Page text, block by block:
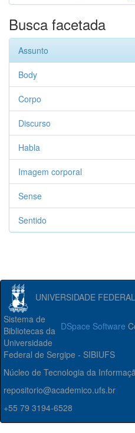
Busca facetada
Assunto
Body
Corpo
Discurso
Habla
Imagem corporal
Sense
Sentido
UNIVERSIDADE
DSpace Software
Sistema de
Bibliotecas da
Universidade
Federal de Sergipe - SIBIUFS
Núcleo de Tecnologia da
repositorio@academico.ufs.br
+55 79 3194-6528